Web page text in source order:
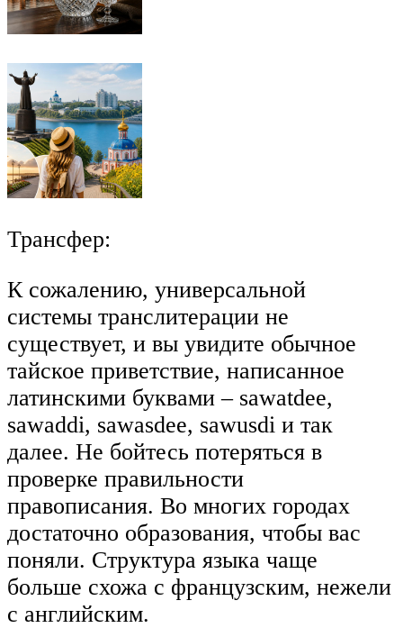
Трансфер:
К сожалению, универсальной
системы транслитерации не
существует, и вы увидите обычное
тайское приветствие, написанное
латинскими буквами – sawatdee,
sawaddi, sawasdee, sawusdi и так
далее. Не бойтесь потеряться в
проверке правильности
правописания. Во многих городах
достаточно образования, чтобы вас
поняли. Структура языка чаще
больше схожа с французским, нежели
с английским.